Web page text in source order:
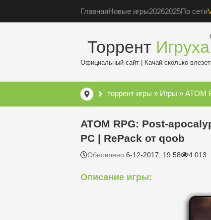
ГлавнаяНовые игры20262025По сети
Торрент Игруха
Официальный сайт | Качай сколько
торрент игры » Игры » ATOM
ATOM RPG: Post-
PC | RePack от qoob
Обновлено:6-12-2017, 19:58 4 013
Описание игры: